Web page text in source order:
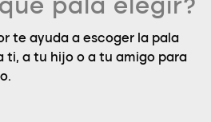
pala elegir?
te ayuda a escoger la pala
ti, a tu hijo o a tu amigo para